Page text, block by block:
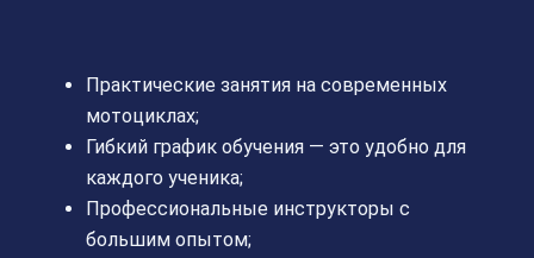
Практические занятия на современных
мотоциклах;
Гибкий график обучения — это удобно для
каждого ученика;
Профессиональные инструкторы с
большим опытом;